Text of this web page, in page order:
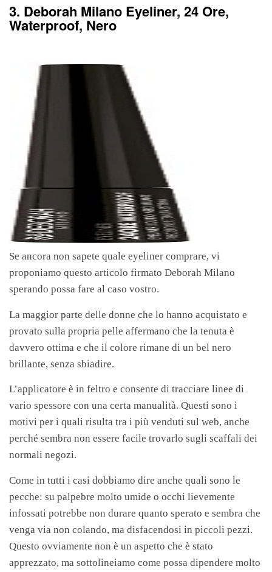
3. Deborah Milano Eyeliner, 24 Ore,
Waterproof, Nero
Se ancora non sapete quale eyeliner comprare, vi
proponiamo questo articolo firmato Deborah Milano
sperando possa fare al caso vostro.
La maggior parte delle donne che lo hanno acquistato e
provato sulla propria pelle affermano che la tenuta è
davvero ottima e che il colore rimane di un bel nero
brillante, senza sbiadire.
L’applicatore è in feltro e consente di tracciare linee di
vario spessore con una certa manualità. Questi sono i
motivi per i quali risulta tra i più venduti sul web, anche
perché sembra non essere facile trovarlo sugli scaffali dei
normali negozi.
Come in tutti i casi dobbiamo dire anche quali sono le
pecche: su palpebre molto umide o occhi lievemente
infossati potrebbe non durare quanto sperato e sembra che
venga via non colando, ma disfacendosi in piccoli pezzi.
Questo ovviamente non è un aspetto che è stato
apprezzato, ma sottolineiamo come possa dipendere molto